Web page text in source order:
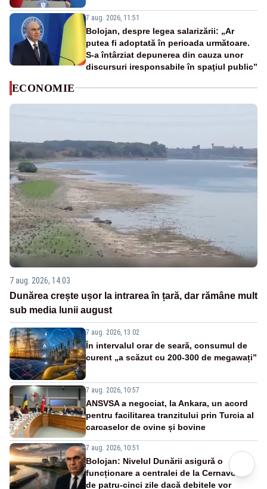
7 aug. 2026, 11:51
Bolojan, despre legea salarizării: „Ar
putea fi adoptată în perioada următoare.
S-a întârziat depunerea din cauza unor
discursuri iresponsabile în spaţiul public”
ECONOMIE
7 aug. 2026, 14:03
Dunărea crește ușor la intrarea în țară, dar rămâne mult
sub media lunii august
7 aug. 2026, 13:02
În intervalul orar de seară, consumul de
curent „a scăzut cu 200-300 de megawați”
7 aug. 2026, 10:57
ANSVSA a negociat, la Ankara, un acord
pentru facilitarea tranzitului prin Turcia al
carcaselor de ovine și bovine
7 aug. 2026, 10:51
Bolojan: Nivelul Dunării asigură o
funcționare a centralei de la Cernavodă
de patru-cinci zile dacă debitele vor